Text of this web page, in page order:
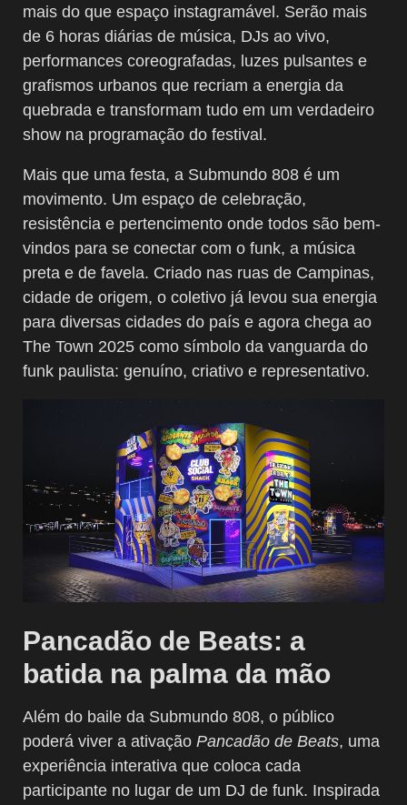
mais do que espaço instagramável. Serão mais
de 6 horas diárias de música, DJs ao vivo,
performances coreografadas, luzes pulsantes e
grafismos urbanos que recriam a energia da
quebrada e transformam tudo em um verdadeiro
show na programação do festival.
Mais que uma festa, a Submundo 808 é um
movimento. Um espaço de celebração,
resistência e pertencimento onde todos são bem-
vindos para se conectar com o funk, a música
preta e de favela. Criado nas ruas de Campinas,
cidade de origem, o coletivo já levou sua energia
para diversas cidades do país e agora chega ao
The Town 2025 como símbolo da vanguarda do
funk paulista: genuíno, criativo e representativo.
Pancadão de Beats: a
batida na palma da mão
Além do baile da Submundo 808, o público
poderá viver a ativação Pancadão de Beats, uma
experiência interativa que coloca cada
participante no lugar de um DJ de funk. Inspirada